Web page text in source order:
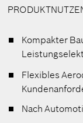
Kompakter
Flexibles
Nach